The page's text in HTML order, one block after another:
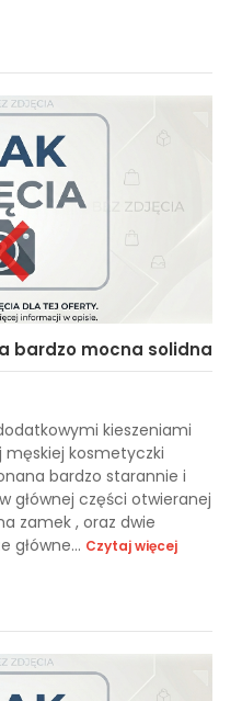
bardzo mocna solidna
kieszeniami
męskiej kosmetyczki
bardzo starannie i
głównej części otwieranej
zamek , oraz dwie
główne... Czytaj więcej